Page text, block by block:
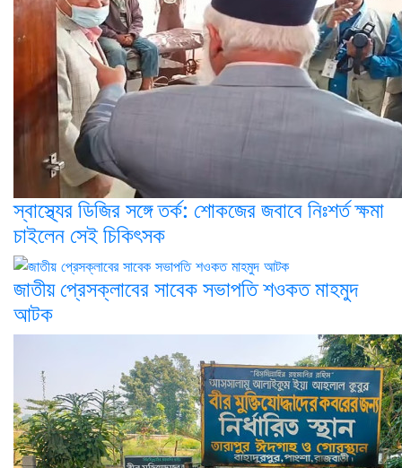
স্বাস্থ্যের ডিজির সঙ্গে তর্ক: শোকজের জবাবে নিঃশর্ত ক্ষমা
চাইলেন সেই চিকিৎসক
জাতীয় প্রেসক্লাবের সাবেক সভাপতি শওকত মাহমুদ
আটক